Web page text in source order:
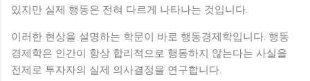
있지만 실제 행동은 전혀 다르게 나타나는 것입니다.
이러한 현상을 설명하는 학문이 바로 행동경제학입니다. 행동
경제학은 인간이 항상 합리적으로 행동하지 않는다는 사실을
전제로 투자자의 실제 의사결정을 연구합니다.